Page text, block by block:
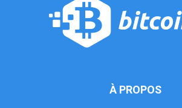
À PROPOS